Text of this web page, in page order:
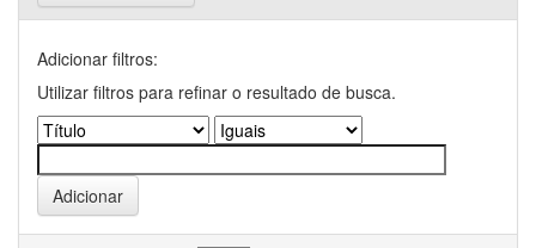
Adicionar filtros:
Utilizar filtros para refinar o resultado de busca.